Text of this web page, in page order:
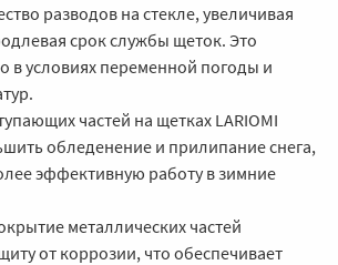
разводов на стекле, увеличивая
срок службы щеток. Это
в условиях переменной погоды и
частей на щетках LARIOMI
обледенение и прилипание снега,
эффективную работу в зимние
металлических частей
от коррозии, что обеспечивает